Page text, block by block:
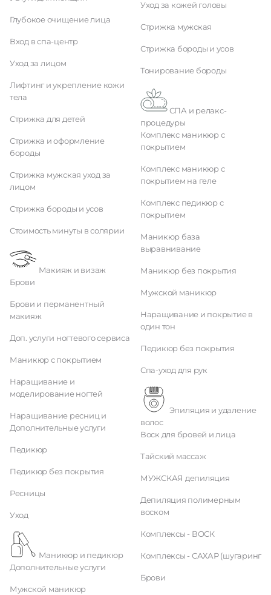
Глубокое очищение лица
Вход в спа-центр
Уход за лицом
Лифтинг и укрепление кожи
тела
Стрижка для детей
Стрижка и оформление
бороды
Стрижка мужская уход за
лицом
Стрижка бороды и усов
Стоимость минуты в солярии
Макияж и визаж
Брови
Брови и перманентный
макияж
Доп. услуги ногтевого сервиса
Маникюр с покрытием
Наращивание и
моделирование ногтей
Наращивание ресниц и
Дополнительные услуги
Педикюр
Педикюр без покрытия
Ресницы
Уход
Маникюр и педикюр
Дополнительные услуги
Мужской маникюр
Уход за кожей головы
Стрижка мужская
Стрижка бороды и усов
Тонирование бороды
процедуры
Комплекс маникюр с
покрытием
Комплекс маникюр с
покрытием на геле
Комплекс педикюр с
покрытием
Маникюр база
выравнивание
Маникюр без покрытия
Мужской маникюр
Наращивание и покрытие в
один тон
Педикюр без покрытия
Спа-уход для рук
волос
Воск для бровей и лица
Тайский массаж
МУЖСКАЯ депиляция
Депиляция полимерным
воском
Комплексы - ВОСК
Комплексы - САХАР (шугаринг
Брови